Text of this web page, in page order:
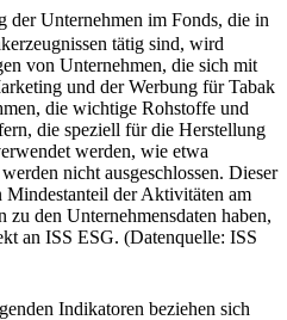
der Unternehmen im Fonds, die in
tätig sind, wird
von Unternehmen, die sich mit
und der Werbung für Tabak
die wichtige Rohstoffe und
die speziell für die Herstellung
werden, wie etwa
nicht ausgeschlossen. Dieser
der Aktivitäten am
zu den Unternehmensdaten haben,
an ISS ESG. (Datenquelle: ISS
Indikatoren beziehen sich